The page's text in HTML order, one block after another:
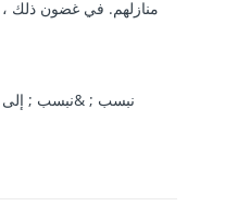
منازلهم. في غضون ذلك ،